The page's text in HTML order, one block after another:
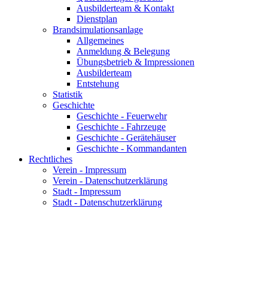
Ausbilderteam & Kontakt
Dienstplan
Brandsimulationsanlage
Allgemeines
Anmeldung & Belegung
Übungsbetrieb & Impressionen
Ausbilderteam
Entstehung
Statistik
Geschichte
Geschichte - Feuerwehr
Geschichte - Fahrzeuge
Geschichte - Gerätehäuser
Geschichte - Kommandanten
Rechtliches
Verein - Impressum
Verein - Datenschutzerklärung
Stadt - Impressum
Stadt - Datenschutzerklärung